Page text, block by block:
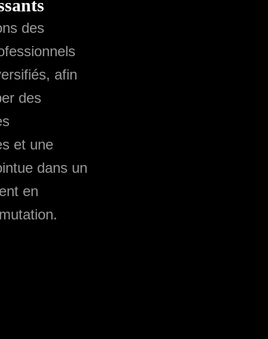
des
afin
des
et une
dans un
en